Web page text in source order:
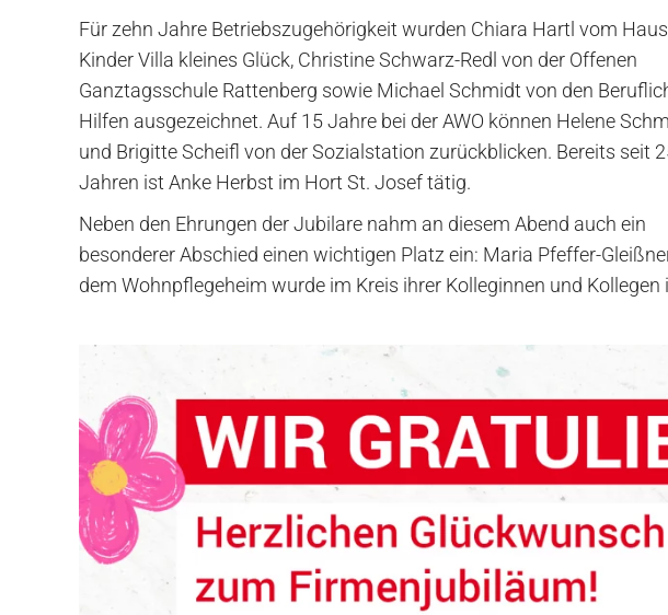
Für zehn Jahre Betriebszugehörigkeit wurden Chiara Hartl vom
Kinder Villa kleines Glück, Christine Schwarz-Redl von der Offenen
Ganztagsschule Rattenberg sowie Michael Schmidt von den
Hilfen ausgezeichnet. Auf 15 Jahre bei der AWO können Helene
und Brigitte Scheifl von der Sozialstation zurückblicken. Bereits seit
Jahren ist Anke Herbst im Hort St. Josef tätig.
Neben den Ehrungen der Jubilare nahm an diesem Abend auch ein
besonderer Abschied einen wichtigen Platz ein: Maria Pfeffer-
dem Wohnpflegeheim wurde im Kreis ihrer Kolleginnen und Kollegen